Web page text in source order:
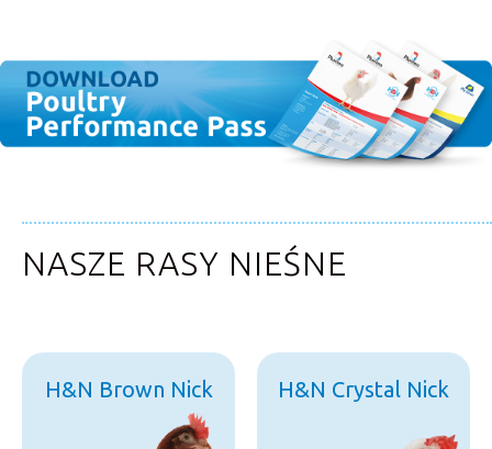
NASZE RASY NIEŚNE
H&N Brown Nick H&N Crystal Nick